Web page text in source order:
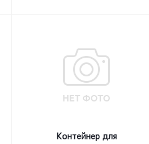
Контейнер для